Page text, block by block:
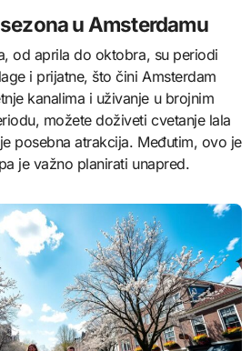
u Amsterdamu
od aprila do oktobra, su periodi
i prijatne, što čini Amsterdam
kanalima i uživanje u brojnim
možete doživeti cvetanje lala
posebna atrakcija. Međutim, ovo je
je važno planirati unapred.